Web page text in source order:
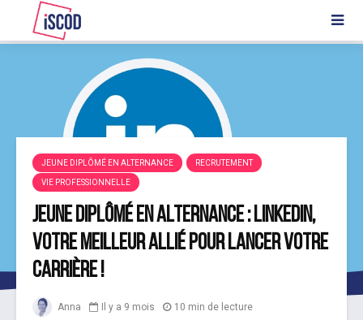
JEUNE DIPLÔMÉ EN ALTERNANCE RECRUTEMENT
VIE PROFESSIONNELLE
Jeune diplômé en alternance : LinkedIn,
votre meilleur allié pour lancer votre
carrière !
Anna Il y a 9 mois 10 min de lecture